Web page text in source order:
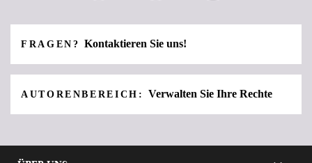
FRAGEN?Kontaktieren Sie uns!
AUTORENBEREICH: Verwalten Sie Ihre Rechte